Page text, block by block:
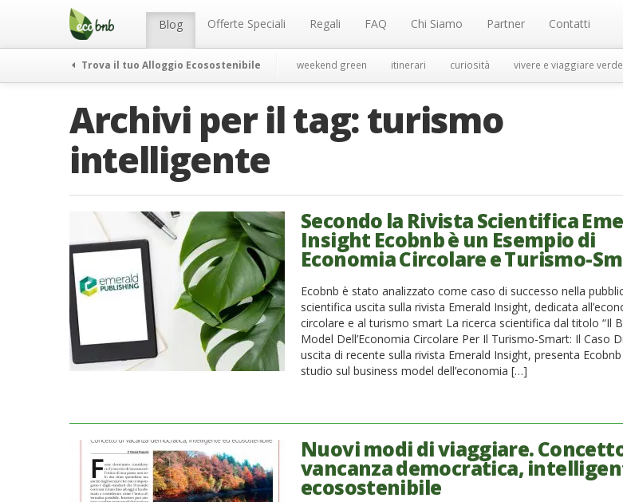
Menu Blog Offerte Speciali Regali FAQ Chi Siamo Partner Contatti
Trova il tuo Alloggio Ecosostenibile weekend green itinerari curiosità vivere e viaggiare verde
Archivi per il tag:turismo
intelligente
Secondo la Rivista Scientifica
Insight Ecobnb è un Esempio di
Economia Circolare e Turismo-
Ecobnb è stato analizzato come caso di successo nella
scientifica uscita sulla rivista Emerald Insight, dedicata
circolare e al turismo smart La ricerca scientifica dal titolo “Il
Model Dell’Economia Circolare Per Il Turismo-Smart: Il Caso
uscita di recente sulla rivista Emerald Insight, presenta
studio sul business model dell’economia […]
Nuovi modi di viaggiare.
vancanza democratica,
ecosostenibile